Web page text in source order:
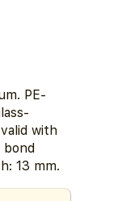
PE-
with
13 mm.